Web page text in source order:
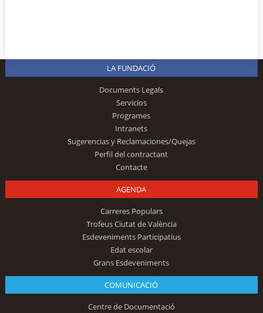
LA FUNDACIÓ
Documents Legals
Servicios
Programes
Intranets
Sugerencias y Reclamaciones/Quejas
Perfil del contractant
Contacte
AGENDA
Carreres Populars
Trofeus Ciutat de València
Esdeveniments Participatius
Edat escolar
Grans Esdeveniments
COMUNICACIÓ
Centre de Documentació